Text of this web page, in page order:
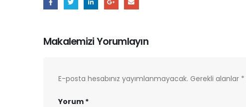
Makalemizi Yorumlayın
E-posta hesabınız yayımlanmayacak. Gerekli alanlar *
Yorum *